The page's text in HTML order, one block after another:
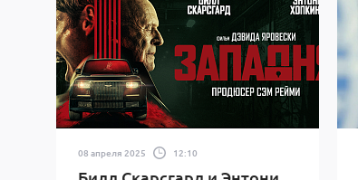
08 апреля 2025 12:10